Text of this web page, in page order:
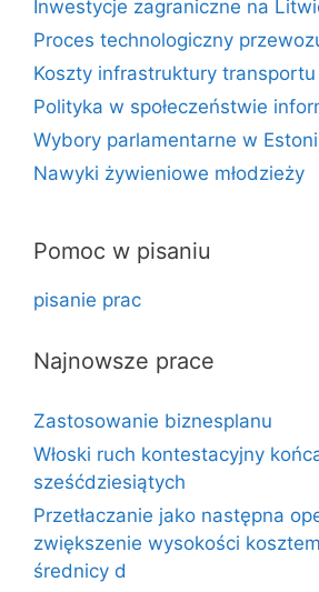
Inwestycje zagraniczne na
Proces technologiczny
Koszty infrastruktury
Polityka w społeczeństwie
Wybory parlamentarne w
Nawyki żywieniowe młodzieży
Pomoc w pisaniu
pisanie prac
Najnowsze prace
Zastosowanie biznesplanu
Włoski ruch kontestacyjny
sześćdziesiątych
Przetłaczanie jako następna
zwiększenie wysokości
średnicy d